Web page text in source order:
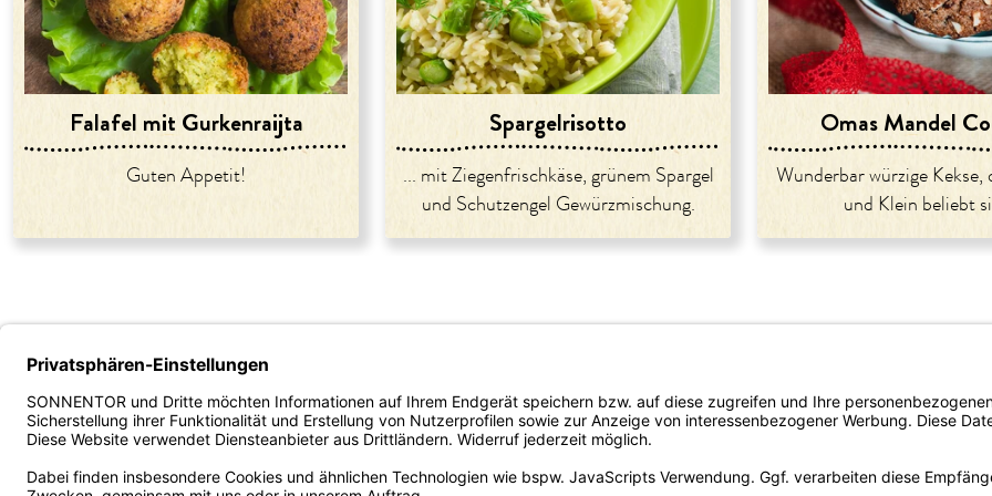
Falafel mit Gurkenraijta
Guten Appetit!
Spargelrisotto
... mit Ziegenfrischkäse, grünem Spargel
und Schutzengel Gewürzmischung.
Omas Mandel
Wunderbar würzige Kekse,
und Klein beliebt
Unternehmen
Über uns
Karriere
Service
Versand und Zahlung
FAQ/häufige Fragen
B2B - Vertrieb
Fachhandel/Apotheke
Gastronomie
Newsletter bestellen